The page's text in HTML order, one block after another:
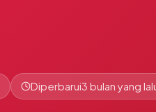
Diperbarui3 bulan yang